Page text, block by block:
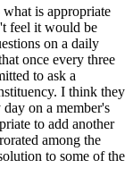
is appropriate
feel it would be
on a daily
once every three
to ask a
I think they
on a member's
to add another
among the
to some of the